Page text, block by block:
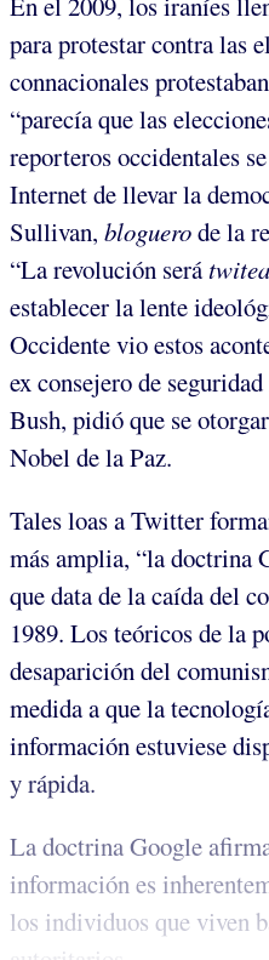
para protestar contra las
connacionales
“parecía que las
reporteros occidentales
Internet de llevar la
Sullivan, bloguerode la
“La revolución será
establecer la lente
Occidente vio estos
ex consejero de
Bush, pidió que se
Nobel de la Paz.
Tales loas a Twitter
más amplia, “la doctrina
que data de la caída del
1989. Los teóricos de la
desaparición del
medida a que la
información estuviese
y rápida.
La doctrina Google
información es
los individuos que viven